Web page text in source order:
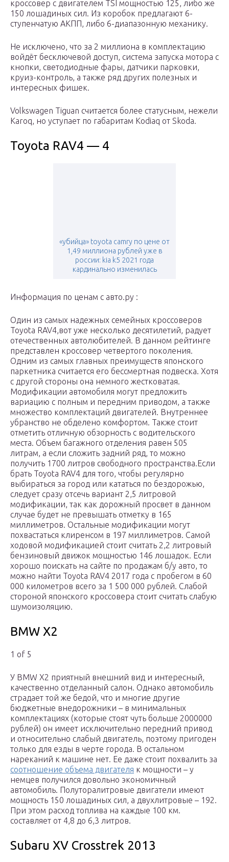
кроссовер с двигателем TSI мощностью 125, либо же
150 лошадиных сил. Из коробок предлагают 6-
ступенчатую АКПП, либо 6-диапазонную механику.
Не исключено, что за 2 миллиона в комплектацию
войдёт бесключевой доступ, система запуска мотора с
кнопки, светодиодные фары, датчики парковки,
круиз-контроль, а также ряд других полезных и
интересных фишек.
Volkswagen Tiguan считается более статусным, нежели
Karoq, но уступает по габаритам Kodiaq от Skoda.
Toyota RAV4 — 4
«убийца» toyota camry по цене от
1,49 миллиона рублей уже в
россии: kia k5 2021 года
кардинально изменилась
Информация по ценам с авто.ру :
Один из самых надежных семейных кроссоверов
Toyota RAV4,вот уже несколько десятилетий, радует
отечественных автолюбителей. В данном рейтинге
представлен кроссовер четвертого поколения.
Одним из самых главных преимуществ японского
паркетника считается его бессмертная подвеска. Хотя
с другой стороны она немного жестковатая.
Модификации автомобиля могут предложить
вариацию с полным и передним приводом, а также
множество комплектаций двигателей. Внутреннее
убранство не обделено комфортом. Также стоит
отметить отличную обзорность с водительского
места. Объем багажного отделения равен 505
литрам, а если сложить задний ряд, то можно
получить 1700 литров свободного пространства.Если
брать Toyota RAV4 для того, чтобы регулярно
выбираться за город или кататься по бездорожью,
следует сразу отсечь вариант 2,5 литровой
модификации, так как дорожный просвет в данном
случае будет не превышать отметку в 165
миллиметров. Остальные модификации могут
похвастаться клиренсом в 197 миллиметров. Самой
ходовой модификацией стоит считать 2,2 литровый
бензиновый движок мощностью 146 лошадок. Если
хорошо поискать на сайте по продажам б/у авто, то
можно найти Toyota RAV4 2017 года с пробегом в 60
000 километров всего за 1 500 000 рублей. Слабой
стороной японского кроссовера стоит считать слабую
шумоизоляцию.
BMW X2
1 of 5
У BMW X2 приятный внешний вид и интересный,
качественно отделанный салон. Однако автомобиль
страдает той же бедой, что и многие другие
бюджетные внедорожники – в минимальных
комплектациях (которые стоят чуть больше 2000000
рублей) он имеет исключительно передний привод
и относительно слабый двигатель, поэтому пригоден
только для езды в черте города. В остальном
нареканий к машине нет. Ее даже стоит похвалить за
соотношение объема двигателя к мощности – у
немцев получился довольно экономичный
автомобиль. Полуторалитровые двигатели имеют
мощность 150 лошадиных сил, а двухлитровые – 192.
При этом расход топлива на каждые 100 км.
составляет от 4,8 до 6,3 литров.
Subaru XV Crosstrek 2013